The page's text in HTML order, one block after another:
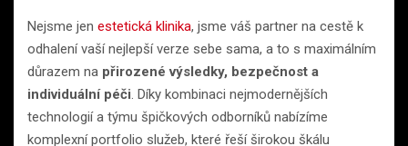
Nejsme jen estetická klinika, jsme váš partner na cestě k
odhalení vaší nejlepší verze sebe sama, a to s maximálním
důrazem na přirozené výsledky, bezpečnost a
individuální péči. Díky kombinaci nejmodernějších
technologií a týmu špičkových odborníků nabízíme
komplexní portfolio služeb, které řeší širokou škálu